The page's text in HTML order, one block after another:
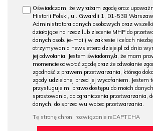
Oświadczam, że wyrażam zgodę oraz
Historii Polski, ul. Gwardii 1, 01-538
Administratora danych osobowych oraz
działające na rzecz lub zlecenie MHP do
danych osob. (e-mail) w zakresie i celach
otrzymywania newslettera dzieje.pl od dnia
jej odwołania. Jestem świadomy/a, że mam
momencie odwołać zgodę oraz że odwołanie
zgodność z prawem przetwarzania, którego
zgody udzielonej przed jej wycofaniem. Jestem
przysługuje mi prawo dostępu do moich
sprostowania, do ograniczenia przetwarzania,
danych, do sprzeciwu wobec przetwarzania.